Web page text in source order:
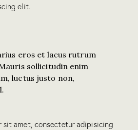
elit.
eros et lacus rutrum
sollicitudin enim
luctus justo non,
sit amet, consectetur adipisicing